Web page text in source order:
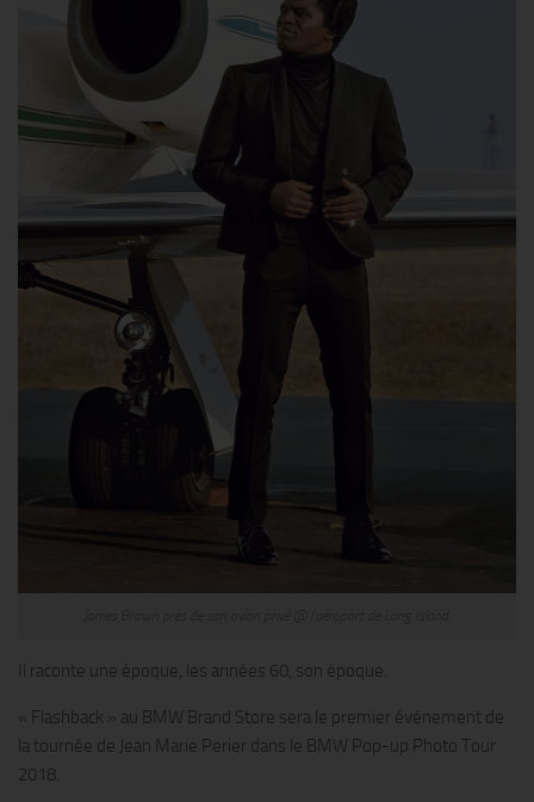
Il raconte une époque, les années 60, son époque.
« Flashback » au BMW Brand Store sera le premier événement de
la tournée de Jean Marie Perier dans le BMW Pop-up Photo Tour
2018.